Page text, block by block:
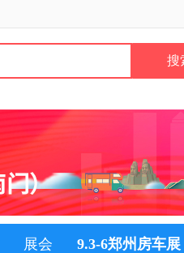
展会 9.3-6郑州房车展